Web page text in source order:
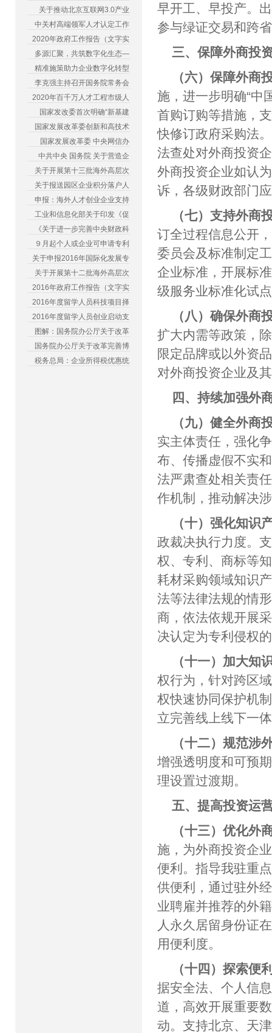
关于推动北京互联网3.0产业
中关村高端领军人才认定工作
2020年政府工作报告（文字实
多源汇聚，共筑数字化生态—
精准施策助力企业数字化转型
李克强主持召开国务院常务会
2020年百千万人才工程市级人
国家发改委首次明确“新基建
国家发展改革委创新和高技术
国家发展改革委 中央网信办
中共中央 国务院 关于营造企
关于开展第十三批海外高层次
关于报送园区企业积分落户人
申报：海外人才创业企业支持
工业和信息化部关于印发《促
《关于进一步完善中央财政科
９月起个人或企业可申请专利
关于申报2016年国际化发展专
关于开展第十二批海外高层次
2016年政府工作报告（文字实
2016年度留学人员科技项目择
2016年度留学人员创业启动支
图解：国务院办公厅关于改革
国务院办公厅关于改革完善博
税务总局：企业所得税优惠统
早开工、早投产。
参与绿证交易和跨
三、保障外商投
（六）保障外商
施，进一步明确“中
首购订购等措施，
快修订政府采购法
法查处对外商投资
外商投资企业如认
诉，各级财政部门
（七）支持外商
订全过程信息公开
委员会及标准制定
企业标准，开展标
级服务业标准化试
（八）确保外商
扩大内需等政策，
限定品牌或以外资
对外商投资企业及
四、持续加强外
（九）健全外商
实主体责任，强化
布、传播虚假不实
法严肃查处相关责
作机制，推动解决
（十）强化知识
政裁决执行力度。
权、专利、商标等
耗材采购领域知识
法等法律法规的情
商，依法依规开展
决认定为专利侵权
（十一）加大知
权行为，针对跨区
权快速协同保护机
立完善线上线下一
（十二）规范涉
增强透明度和可预
理设置过渡期。
五、提高投资运
（十三）优化外
施，为外商投资企
便利。指导我驻重
供便利，通过驻外
业聘雇并推荐的外
人永久居留身份证
用便利度。
（十四）探索便
据安全法、个人信
道，高效开展重要
动。支持北京、天